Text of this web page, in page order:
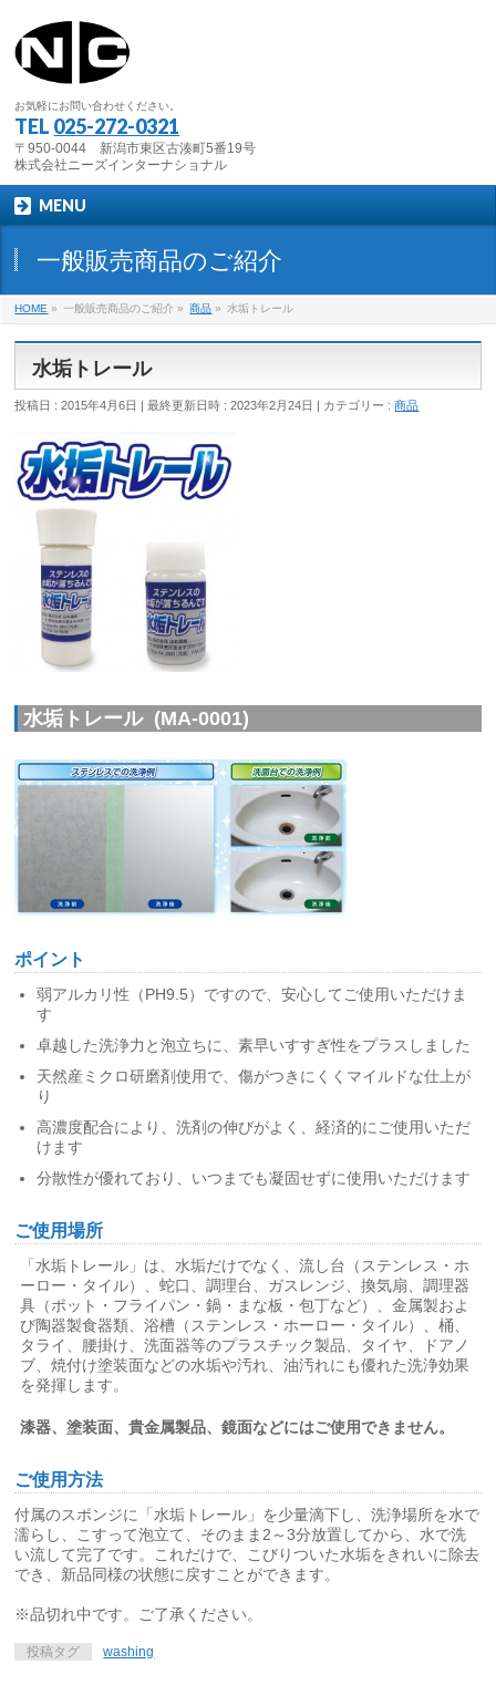
お気軽にお問い合わせください。
TEL 025-272-0321
〒950-0044 新潟市東区古湊町5番19号
株式会社ニーズインターナショナル
MENU
一般販売商品のご紹介
HOME » 一般販売商品のご紹介 » 商品 » 水垢トレール
水垢トレール
投稿日 : 2015年4月6日 最終更新日時 : 2023年2月24日 カテゴリー :商品
水垢トレール (MA-0001)
ポイント
弱アルカリ性（PH9.5）ですので、安心してご使用いただけま
す
卓越した洗浄力と泡立ちに、素早いすすぎ性をプラスしました
天然産ミクロ研磨剤使用で、傷がつきにくくマイルドな仕上が
り
高濃度配合により、洗剤の伸びがよく、経済的にご使用いただ
けます
分散性が優れており、いつまでも凝固せずに使用いただけます
ご使用場所
「水垢トレール」は、水垢だけでなく、流し台（ステンレス・ホ
ーロー・タイル）、蛇口、調理台、ガスレンジ、換気扇、調理器
具（ポット・フライパン・鍋・まな板・包丁など）、金属製およ
び陶器製食器類、浴槽（ステンレス・ホーロー・タイル）、桶、
タライ、腰掛け、洗面器等のプラスチック製品、タイヤ、ドアノ
ブ、焼付け塗装面などの水垢や汚れ、油汚れにも優れた洗浄効果
を発揮します。
漆器、塗装面、貴金属製品、鏡面などにはご使用できません。
ご使用方法
付属のスポンジに「水垢トレール」を少量滴下し、洗浄場所を水で
濡らし、こすって泡立て、そのまま2～3分放置してから、水で洗
い流して完了です。これだけで、こびりついた水垢をきれいに除去
でき、新品同様の状態に戻すことができます。
※品切れ中です。ご了承ください。
投稿タグ washing